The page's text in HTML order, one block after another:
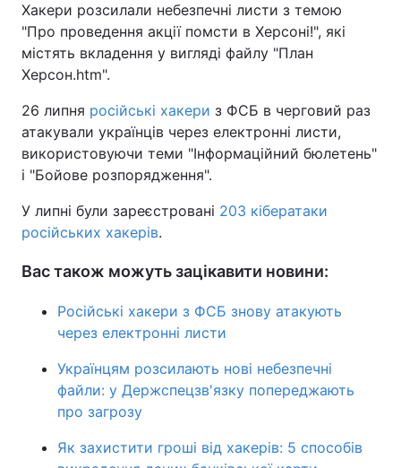
Хакери розсилали небезпечні листи з темою
"Про проведення акції помсти в Херсоні!", які
містять вкладення у вигляді файлу "План
Херсон.htm".
26 липня російські хакери з ФСБ в черговий раз
атакували українців через електронні листи,
використовуючи теми "Інформаційний бюлетень"
і "Бойове розпорядження".
У липні були зареєстровані 203 кібератаки
російських хакерів.
Вас також можуть зацікавити новини:
Російські хакери з ФСБ знову атакують
через електронні листи
Українцям розсилають нові небезпечні
файли: у Держспецзв'язку попереджають
про загрозу
Як захистити гроші від хакерів: 5 способів